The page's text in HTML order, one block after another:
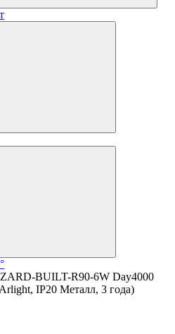
BUILT-R90-6W Day4000
IP20 Металл, 3 года)